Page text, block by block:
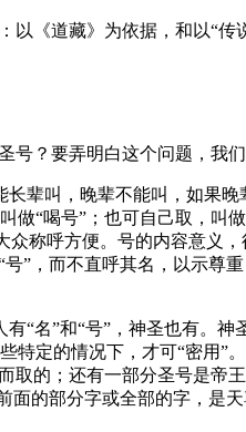
《道藏》为依据，和以“传
？要弄明白这个问题，我
辈叫，晚辈不能叫，如果
“喝号”；也可自己取，叫
称呼方便。号的内容意义
”，而不直呼其名，以示尊
“名”和“号”，神圣也有。
定的情况下，才可“密用”
的；还有一部分圣号是帝
的部分字或全部的字，是